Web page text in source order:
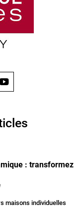
: transformez
maisons individuelles